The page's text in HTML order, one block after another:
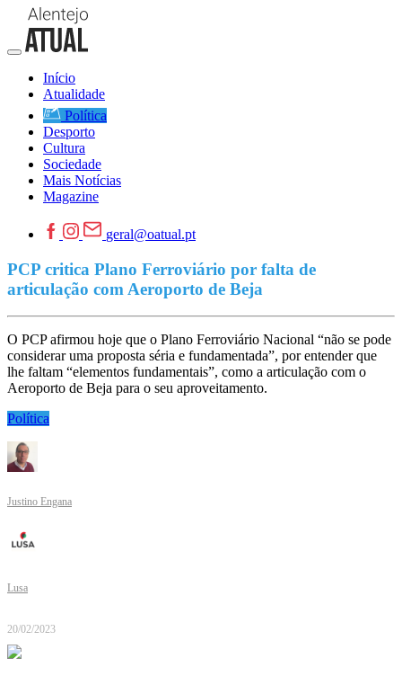
Início
Atualidade
Política
Desporto
Cultura
Sociedade
Mais Notícias
Magazine
geral@oatual.pt
PCP critica Plano Ferroviário por falta de
articulação com Aeroporto de Beja
O PCP afirmou hoje que o Plano Ferroviário Nacional “não se pode
considerar uma proposta séria e fundamentada”, por entender que
lhe faltam “elementos fundamentais”, como a articulação com o
Aeroporto de Beja para o seu aproveitamento.
Política
Justino Engana
Lusa
20/02/2023